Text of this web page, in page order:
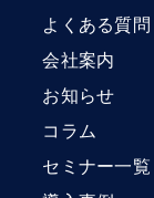
よくある質問
会社案内
お知らせ
コラム
セミナー一覧